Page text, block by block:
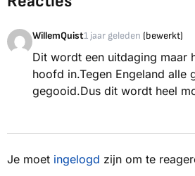
WillemQuist1 jaar geleden (bewerkt)
Dit wordt een uitdaging maar
hoofd in.Tegen Engeland alle
gegooid.Dus dit wordt heel
Je moet ingelogd zijn om te